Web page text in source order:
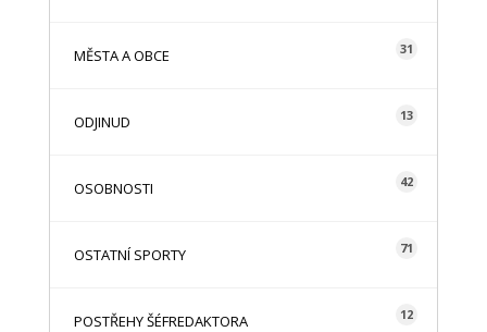
MĚSTA A OBCE 31
ODJINUD 13
OSOBNOSTI 42
OSTATNÍ SPORTY 71
POSTŘEHY ŠÉFREDAKTORA 12